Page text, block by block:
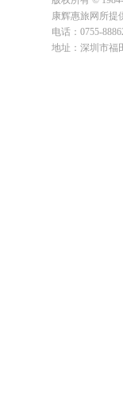
康辉惠旅网所提
电话：0755-
地址：深圳市福